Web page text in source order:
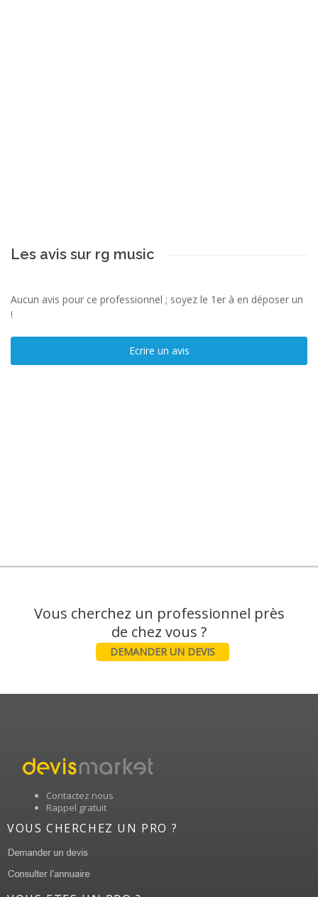
Les avis sur rg music
Aucun avis pour ce professionnel ; soyez le 1er à en déposer un
!
Ecrire un avis
Vous cherchez un professionnel près
DEMANDER UN DEVIS
Contactez nous
Rappel gratuit
VOUS CHERCHEZ UN PRO ?